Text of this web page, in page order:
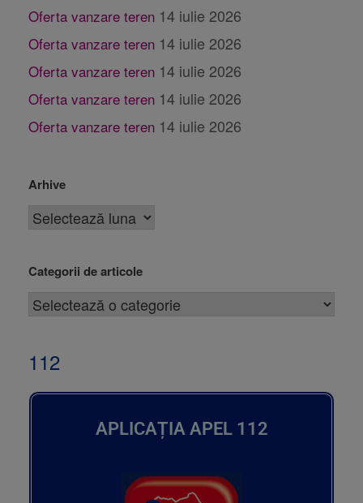
Oferta vanzare teren 14 iulie 2026
Oferta vanzare teren 14 iulie 2026
Oferta vanzare teren 14 iulie 2026
Oferta vanzare teren 14 iulie 2026
Oferta vanzare teren 14 iulie 2026
Arhive
Categorii de articole
112
APLICAȚIA APEL 112